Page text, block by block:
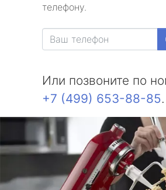
телефону.
Или позвоните по
+7 (499) 653-88-85.